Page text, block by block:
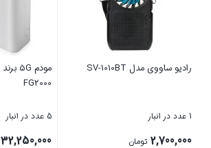
رادیو ساووی مدل SV-1010BT
1 عدد در انبار
2,700,000 تومان
FG2000
5 عدد در انبار
32,250,000